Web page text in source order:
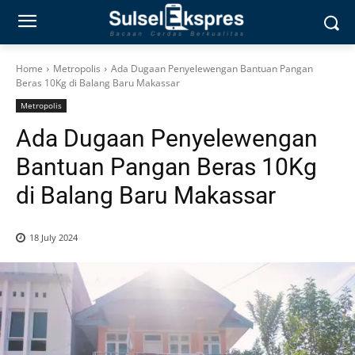
Home Metropolis
Ada Dugaan Penyelewengan Bantuan Pangan
Beras 10Kg di Balang Baru Makassar
Metropolis
Ada Dugaan Penyelewengan
Bantuan Pangan Beras 10Kg
di Balang Baru Makassar
18 July 2024